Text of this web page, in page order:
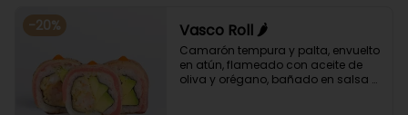
-20% Vasco Roll 🌶️
Camarón tempura y palta, envuelto
en atún, flameado con aceite de
oliva y orégano, bañado en salsa